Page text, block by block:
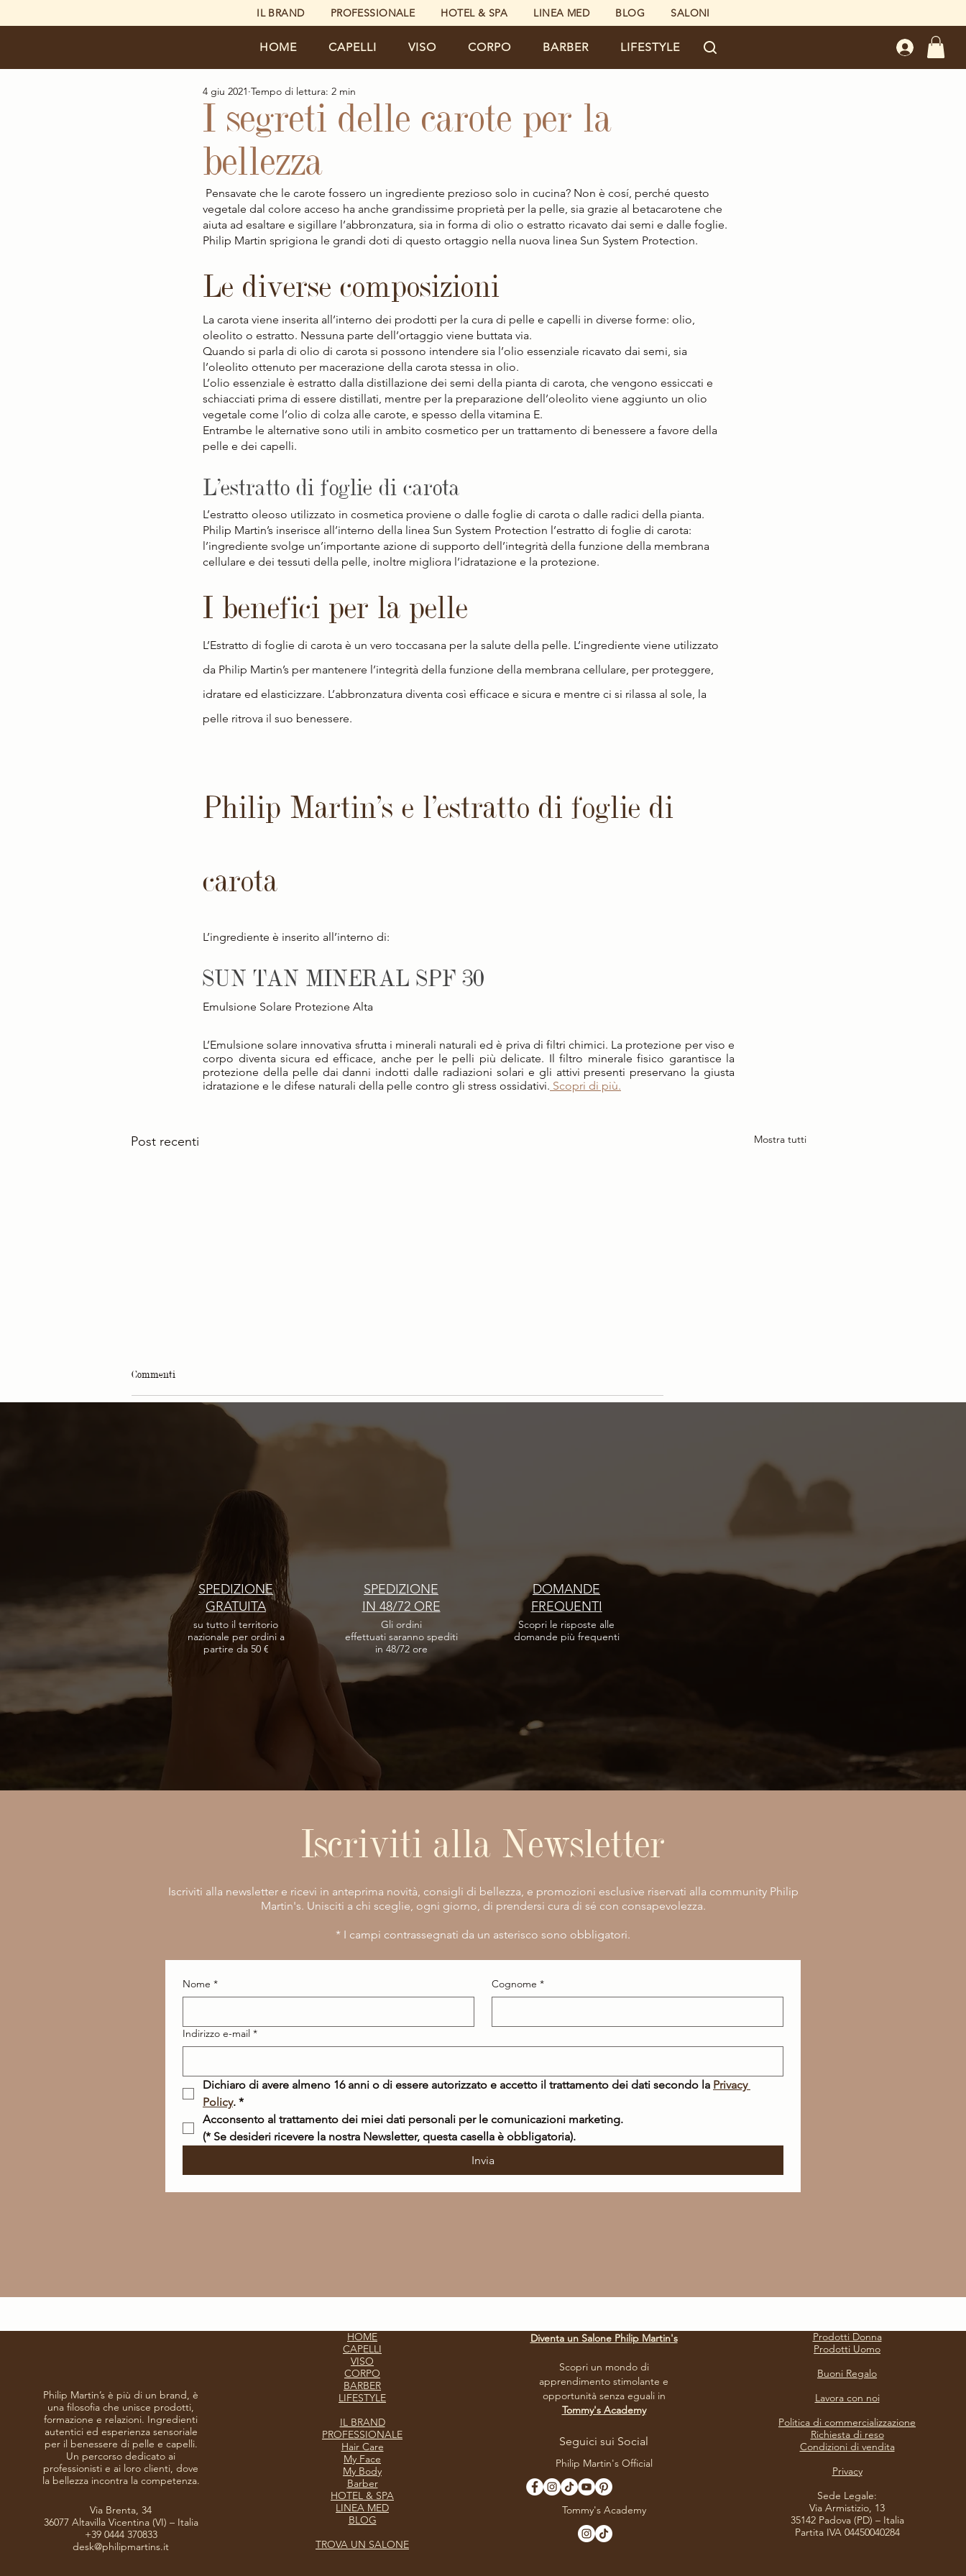
IL BRAND PROFESSIONALE HOTEL & SPA LINEA MED BLOG SALONI
HOME CAPELLI VISO CORPO BARBER LIFESTYLE
I segreti delle carote per la
bellezza
4 giu 2021 Tempo di lettura: 2 min
vegetale dal colore acceso ha anche grandissime proprietà per la pelle, sia grazie al betacarotene che
aiuta ad esaltare e sigillare l’abbronzatura, sia in forma di olio o estratto ricavato dai semi e dalle foglie.
Philip Martin sprigiona le grandi doti di questo ortaggio nella nuova linea Sun System Protection.
Le diverse composizioni
La carota viene inserita all’interno dei prodotti per la cura di pelle e capelli in diverse forme: olio,
oleolito o estratto. Nessuna parte dell’ortaggio viene buttata via.
Quando si parla di olio di carota si possono intendere sia l’olio essenziale ricavato dai semi, sia
l’oleolito ottenuto per macerazione della carota stessa in olio.
L’olio essenziale è estratto dalla distillazione dei semi della pianta di carota, che vengono essiccati e
schiacciati prima di essere distillati, mentre per la preparazione dell’oleolito viene aggiunto un olio
vegetale come l’olio di colza alle carote, e spesso della vitamina E.
Entrambe le alternative sono utili in ambito cosmetico per un trattamento di benessere a favore della
pelle e dei capelli.
L’estratto di foglie di carota
L’estratto oleoso utilizzato in cosmetica proviene o dalle foglie di carota o dalle radici della pianta.
Philip Martin’s inserisce all’interno della linea Sun System Protection l’estratto di foglie di carota:
l’ingrediente svolge un’importante azione di supporto dell’integrità della funzione della membrana
cellulare e dei tessuti della pelle, inoltre migliora l’idratazione e la protezione.
I benefici per la pelle
L’Estratto di foglie di carota è un vero toccasana per la salute della pelle. L’ingrediente viene utilizzato
da Philip Martin’s per mantenere l’integrità della funzione della membrana cellulare, per proteggere,
idratare ed elasticizzare. L’abbronzatura diventa così efficace e sicura e mentre ci si rilassa al sole, la
pelle ritrova il suo benessere.
Philip Martin’s e l’estratto di foglie di
carota
L’ingrediente è inserito all’interno di:
SUN TAN MINERAL SPF 30
Emulsione Solare Protezione Alta
L’Emulsione solare innovativa sfrutta i minerali naturali ed è priva di filtri chimici. La protezione per viso e
corpo diventa sicura ed efficace, anche per le pelli più delicate. Il filtro minerale fisico garantisce la
protezione della pelle dai danni indotti dalle radiazioni solari e gli attivi presenti preservano la giusta
idratazione e le difese naturali della pelle contro gli stress ossidativi. Scopri di più.
Post recenti Mostra tutti
Commenti
Scrivi un commento...
SPEDIZIONE
GRATUITA
su tutto il territorio
nazionale per ordini a
partire da 50 €
SPEDIZIONE
IN 48/72 ORE
Gli ordini
effettuati saranno spediti
in 48/72 ore
DOMANDE
FREQUENTI
Scopri le risposte alle
domande più frequenti
Iscriviti alla Newsletter
Iscriviti alla newsletter e ricevi in anteprima novità, consigli di bellezza, e promozioni esclusive riservati alla community Philip
Martin's. Unisciti a chi sceglie, ogni giorno, di prendersi cura di sé con consapevolezza.
​* I campi contrassegnati da un asterisco sono obbligatori.
Nome * Cognome *
Indirizzo e-mail *
Dichiaro di avere almeno 16 anni o di essere autorizzato e accetto il trattamento dei dati secondo la Privacy
Policy. *
(* Se desideri ricevere la nostra Newsletter, questa casella è obbligatoria).
Invia
Philip Martin’s è più di un brand, è
una filosofia che unisce prodotti,
formazione e relazioni. Ingredienti
autentici ed esperienza sensoriale
per il benessere di pelle e capelli.
Un percorso dedicato ai
professionisti e ai loro clienti, dove
la bellezza incontra la competenza.
Via Brenta, 34
36077 Altavilla Vicentina (VI) – Italia​
+39 0444 370833
desk@philipmartins.it
HOME
CAPELLI
VISO
CORPO
BARBER
LIFESTYLE
IL BRAND
PROFESSIONALE
Hair Care
My Face
My Body
Barber
HOTEL & SPA
LINEA MED
BLOG
TROVA UN SALONE
Diventa un Salone Philip Martin's
Scopri un mondo di
apprendimento stimolante e
opportunità senza eguali in
Tommy's Academy
Seguici sui Social
Philip Martin's Official
Tommy's Academy
Prodotti Donna
Prodotti Uomo
Buoni Regalo
Lavora con noi
Politica di commercializzazione
Richiesta di reso
Condizioni di vendita
Privacy​
Sede Legale:
Via Armistizio, 13
35142 Padova (PD) – Italia
Partita IVA 04450040284